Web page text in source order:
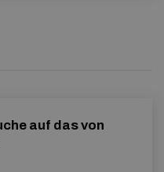
auf das von